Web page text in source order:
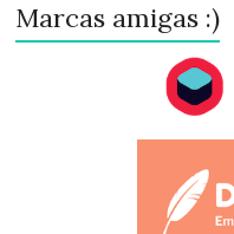
Marcas amigas :)